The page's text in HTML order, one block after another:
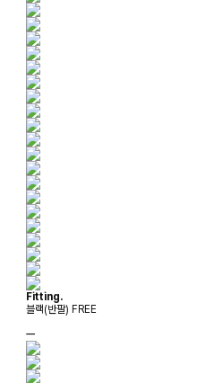
Fitting.
블랙(반팔) FREE
ㅡ